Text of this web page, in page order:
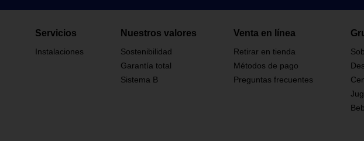
Marca
Transparente
DS101CL
Servicios
Instalaciones
Nuestros valores
Sostenibilidad
Garantía total
Sistema B
Venta en línea
Retirar en tienda
Métodos de pago
Preguntas frecuentes